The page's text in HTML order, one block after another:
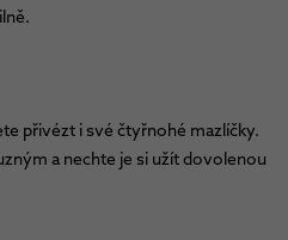
přivézt i své čtyřnohé mazlíčky.
a nechte je si užít dovolenou